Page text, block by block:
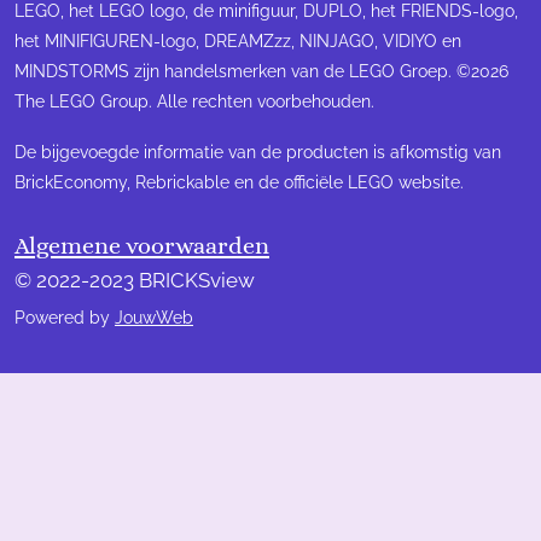
c
e
o
o
s
t
g
r
m
u
T
u
b
e
LEGO, het LEGO logo, de minifiguur, DUPLO, het FRIENDS-logo,
het MINIFIGUREN-logo, DREAMZzz, NINJAGO, VIDIYO en
MINDSTORMS zijn handelsmerken van de LEGO Groep. ©2026
The LEGO Group. Alle rechten voorbehouden.
De bijgevoegde informatie van de producten is afkomstig van
BrickEconomy, Rebrickable en de officiële LEGO website.
Algemene voorwaarden
© 2022-2023 BRICKSview
Powered by JouwWeb